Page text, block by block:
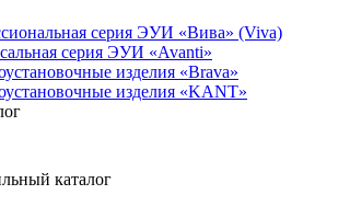
серия ЭУИ «Вива» (Viva)
серия ЭУИ «Avanti»
изделия «Brava»
изделия «KANT»
каталог